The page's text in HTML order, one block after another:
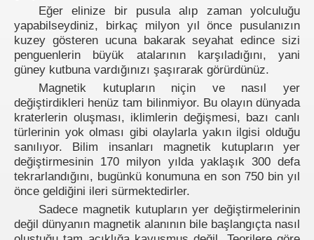
Eğer elinize bir pusula alıp zaman yolculuğu
yapabilseydiniz, birkaç milyon yıl önce pusulanızın
kuzey gösteren ucuna bakarak seyahat edince sizi
penguenlerin büyük atalarının karşıladığını, yani
güney kutbuna vardığınızı şaşırarak görürdünüz.
Magnetik kutupların niçin ve nasıl yer
değiştirdikleri henüz tam bilinmiyor. Bu olayın dünyada
kraterlerin oluşması, iklimlerin değişmesi, bazı canlı
türlerinin yok olması gibi olaylarla yakın ilgisi olduğu
sanılıyor. Bilim insanları magnetik kutupların yer
değiştirmesinin 170 milyon yılda yaklaşık 300 defa
tekrarlandığını, bugünkü konumuna en son 750 bin yıl
önce geldiğini ileri sürmektedirler.
Sadece magnetik kutupların yer değiştirmelerinin
değil dünyanın magnetik alanının bile başlangıçta nasıl